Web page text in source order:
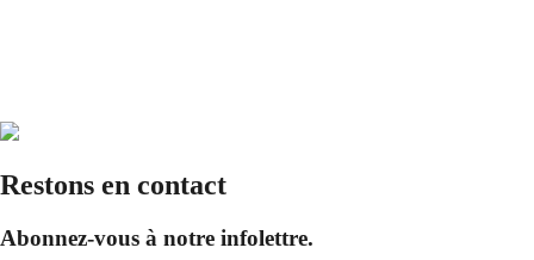
Restons en contact
Abonnez-vous à notre infolettre.